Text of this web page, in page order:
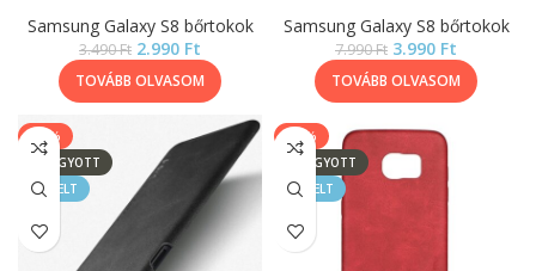
Samsung Galaxy S8 bőrtokok
3.490Ft 2.990 Ft
TOVÁBB OLVASOM
Samsung Galaxy S8 bőrtokok
7.990Ft 3.990 Ft
TOVÁBB OLVASOM
-50%
ELFOGYOTT
KIEMELT
-50%
ELFOGYOTT
KIEMELT